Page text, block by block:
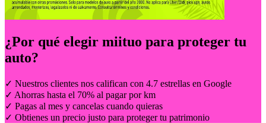
¿Por qué elegir miituo para proteger tu
auto?
✓ Nuestros clientes nos califican con 4.7 estrellas en Google
✓ Ahorras hasta el 70% al pagar por km
✓ Pagas al mes y cancelas cuando quieras
✓ Obtienes un precio justo para proteger tu patrimonio